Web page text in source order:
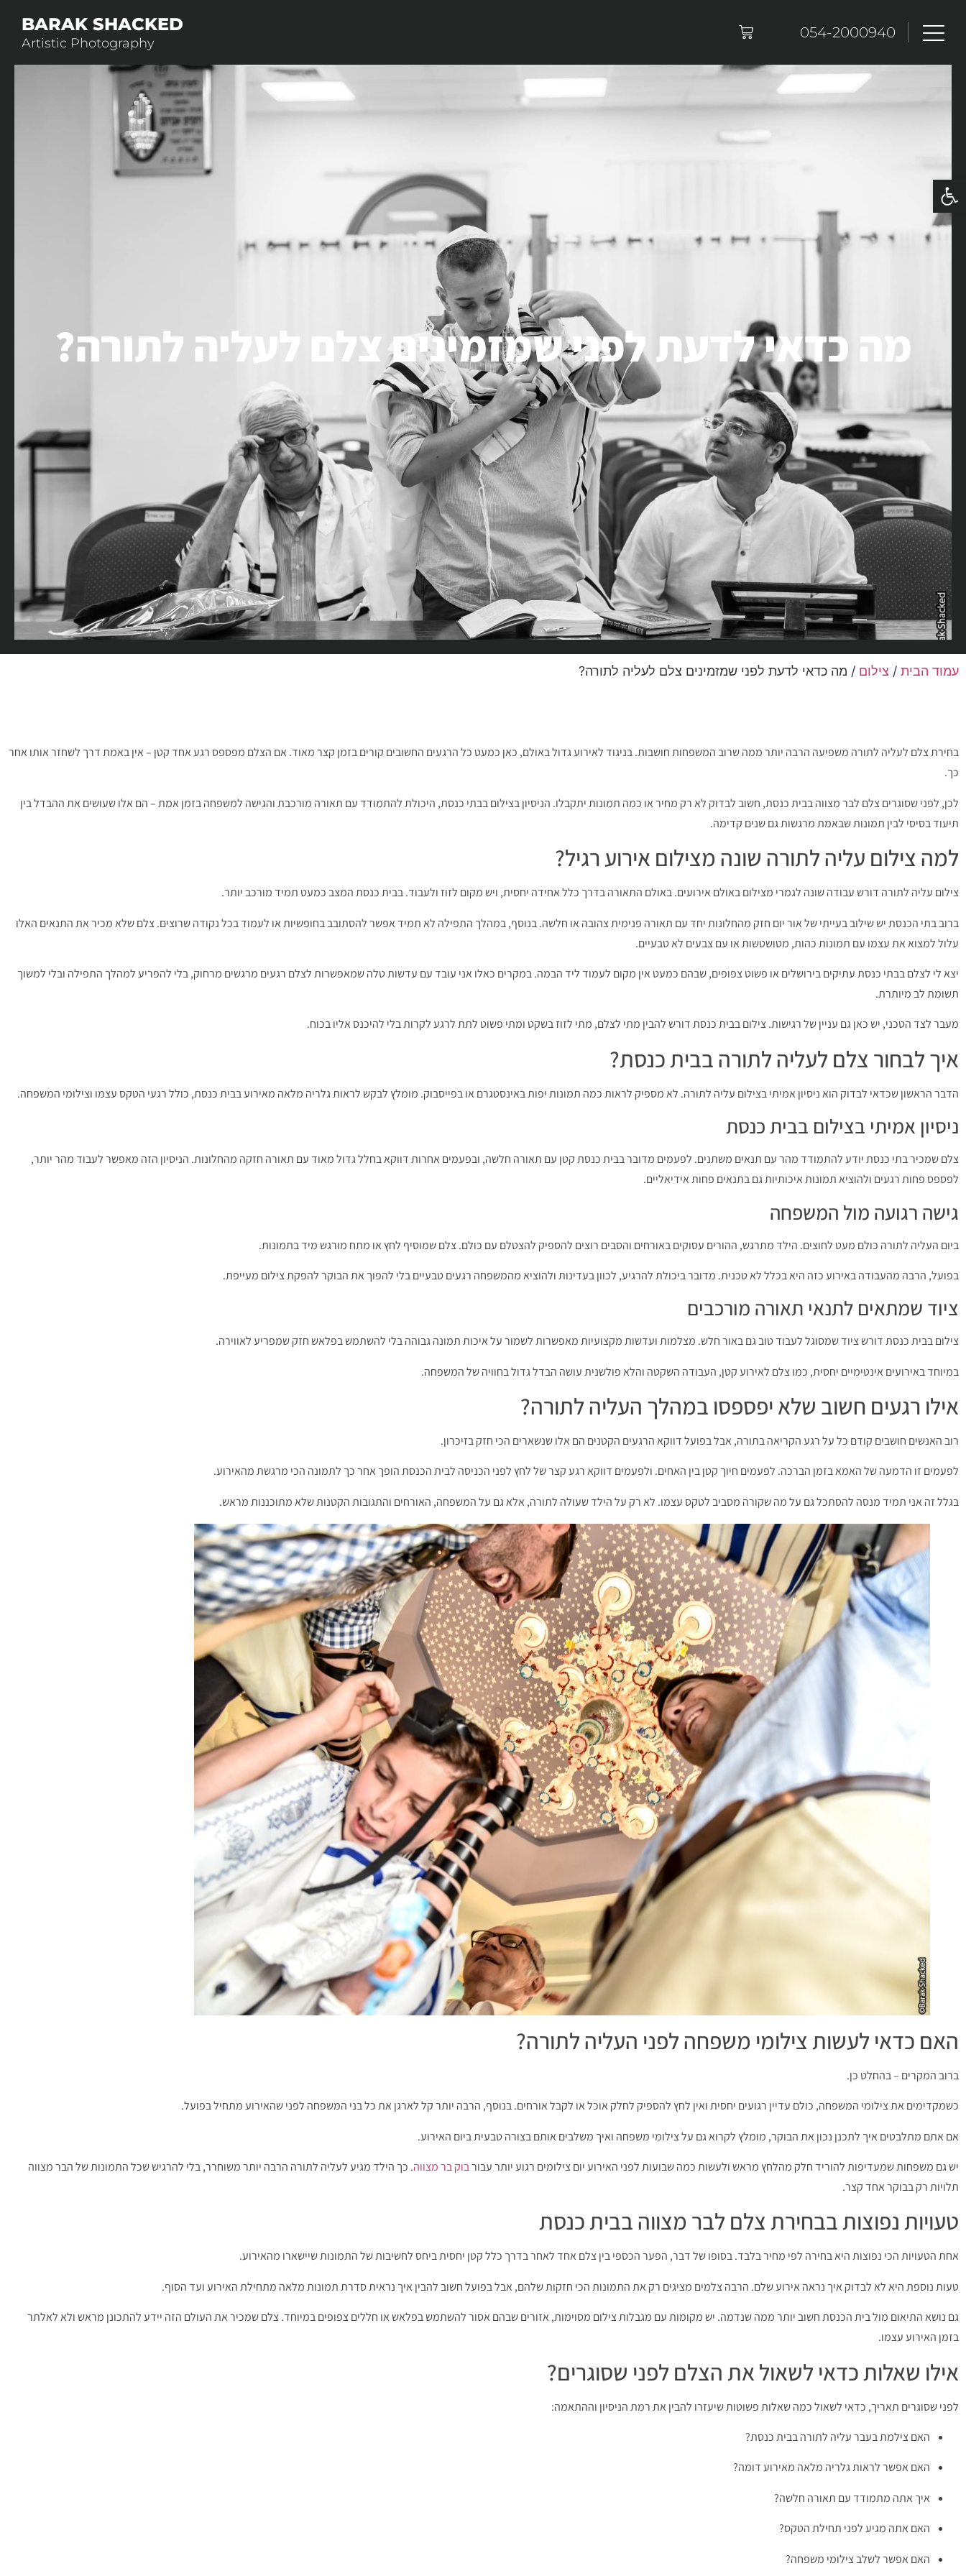
054-2000940
BARAK SHACKED
Artistic Photography
מה כדאי לדעת לפני שמזמינים צלם לעליה לתורה?
עמוד הבית / צילום / מה כדאי לדעת לפני שמזמינים צלם לעליה לתורה?
בחירת צלם לעליה לתורה משפיעה הרבה יותר ממה שרוב המשפחות חושבות. בניגוד לאירוע גדול באולם, כאן כמעט כל הרגעים החשובים קורים בזמן קצר מאוד. אם הצלם מפספס רגע אחד קטן – אין באמת דרך לשחזר אותו אחר
כך.
לכן, לפני שסוגרים צלם לבר מצווה בבית כנסת, חשוב לבדוק לא רק מחיר או כמה תמונות יתקבלו. הניסיון בצילום בבתי כנסת, היכולת להתמודד עם תאורה מורכבת והגישה למשפחה בזמן אמת – הם אלו שעושים את ההבדל בין
תיעוד בסיסי לבין תמונות שבאמת מרגשות גם שנים קדימה.
למה צילום עליה לתורה שונה מצילום אירוע רגיל?
צילום עליה לתורה דורש עבודה שונה לגמרי מצילום באולם אירועים. באולם התאורה בדרך כלל אחידה יחסית, ויש מקום לזוז ולעבוד. בבית כנסת המצב כמעט תמיד מורכב יותר.
ברוב בתי הכנסת יש שילוב בעייתי של אור יום חזק מהחלונות יחד עם תאורה פנימית צהובה או חלשה. בנוסף, במהלך התפילה לא תמיד אפשר להסתובב בחופשיות או לעמוד בכל נקודה שרוצים. צלם שלא מכיר את התנאים האלו
עלול למצוא את עצמו עם תמונות כהות, מטושטשות או עם צבעים לא טבעיים.
יצא לי לצלם בבתי כנסת עתיקים בירושלים או פשוט צפופים, שבהם כמעט אין מקום לעמוד ליד הבמה. במקרים כאלו אני עובד עם עדשות טלה שמאפשרות לצלם רגעים מרגשים מרחוק, בלי להפריע למהלך התפילה ובלי למשוך
תשומת לב מיותרת.
מעבר לצד הטכני, יש כאן גם עניין של רגישות. צילום בבית כנסת דורש להבין מתי לצלם, מתי לזוז בשקט ומתי פשוט לתת לרגע לקרות בלי להיכנס אליו בכוח.
איך לבחור צלם לעליה לתורה בבית כנסת?
הדבר הראשון שכדאי לבדוק הוא ניסיון אמיתי בצילום עליה לתורה. לא מספיק לראות כמה תמונות יפות באינסטגרם או בפייסבוק. מומלץ לבקש לראות גלריה מלאה מאירוע בבית כנסת, כולל רגעי הטקס עצמו וצילומי המשפחה.
ניסיון אמיתי בצילום בבית כנסת
צלם שמכיר בתי כנסת יודע להתמודד מהר עם תנאים משתנים. לפעמים מדובר בבית כנסת קטן עם תאורה חלשה, ובפעמים אחרות דווקא בחלל גדול מאוד עם תאורה חזקה מהחלונות. הניסיון הזה מאפשר לעבוד מהר יותר,
לפספס פחות רגעים ולהוציא תמונות איכותיות גם בתנאים פחות אידיאליים.
גישה רגועה מול המשפחה
ביום העליה לתורה כולם מעט לחוצים. הילד מתרגש, ההורים עסוקים באורחים והסבים רוצים להספיק להצטלם עם כולם. צלם שמוסיף לחץ או מתח מורגש מיד בתמונות.
בפועל, הרבה מהעבודה באירוע כזה היא בכלל לא טכנית. מדובר ביכולת להרגיע, לכוון בעדינות ולהוציא מהמשפחה רגעים טבעיים בלי להפוך את הבוקר להפקת צילום מעייפת.
ציוד שמתאים לתנאי תאורה מורכבים
צילום בבית כנסת דורש ציוד שמסוגל לעבוד טוב גם באור חלש. מצלמות ועדשות מקצועיות מאפשרות לשמור על איכות תמונה גבוהה בלי להשתמש בפלאש חזק שמפריע לאווירה.
במיוחד באירועים אינטימיים יחסית, כמו צלם לאירוע קטן, העבודה השקטה והלא פולשנית עושה הבדל גדול בחוויה של המשפחה.
אילו רגעים חשוב שלא יפספסו במהלך העליה לתורה?
רוב האנשים חושבים קודם כל על רגע הקריאה בתורה, אבל בפועל דווקא הרגעים הקטנים הם אלו שנשארים הכי חזק בזיכרון.
לפעמים זו הדמעה של האמא בזמן הברכה. לפעמים חיוך קטן בין האחים. ולפעמים דווקא רגע קצר של לחץ לפני הכניסה לבית הכנסת הופך אחר כך לתמונה הכי מרגשת מהאירוע.
בגלל זה אני תמיד מנסה להסתכל גם על מה שקורה מסביב לטקס עצמו. לא רק על הילד שעולה לתורה, אלא גם על המשפחה, האורחים והתגובות הקטנות שלא מתוכננות מראש.
האם כדאי לעשות צילומי משפחה לפני העליה לתורה?
ברוב המקרים – בהחלט כן.
כשמקדימים את צילומי המשפחה, כולם עדיין רגועים יחסית ואין לחץ להספיק לחלק אוכל או לקבל אורחים. בנוסף, הרבה יותר קל לארגן את כל בני המשפחה לפני שהאירוע מתחיל בפועל.
אם אתם מתלבטים איך לתכנן נכון את הבוקר, מומלץ לקרוא גם על צילומי משפחה ואיך משלבים אותם בצורה טבעית ביום האירוע.
יש גם משפחות שמעדיפות להוריד חלק מהלחץ מראש ולעשות כמה שבועות לפני האירוע יום צילומים רגוע יותר עבורבוק בר מצווה. כך הילד מגיע לעליה לתורה הרבה יותר משוחרר, בלי להרגיש שכל התמונות של הבר מצווה
תלויות רק בבוקר אחד קצר.
טעויות נפוצות בבחירת צלם לבר מצווה בבית כנסת
אחת הטעויות הכי נפוצות היא בחירה לפי מחיר בלבד. בסופו של דבר, הפער הכספי בין צלם אחד לאחר בדרך כלל קטן יחסית ביחס לחשיבות של התמונות שיישארו מהאירוע.
טעות נוספת היא לא לבדוק איך נראה אירוע שלם. הרבה צלמים מציגים רק את התמונות הכי חזקות שלהם, אבל בפועל חשוב להבין איך נראית סדרת תמונות מלאה מתחילת האירוע ועד הסוף.
גם נושא התיאום מול בית הכנסת חשוב יותר ממה שנדמה. יש מקומות עם מגבלות צילום מסוימות, אזורים שבהם אסור להשתמש בפלאש או חללים צפופים במיוחד. צלם שמכיר את העולם הזה יידע להתכונן מראש ולא לאלתר
בזמן האירוע עצמו.
אילו שאלות כדאי לשאול את הצלם לפני שסוגרים?
לפני שסוגרים תאריך, כדאי לשאול כמה שאלות פשוטות שיעזרו להבין את רמת הניסיון וההתאמה:
האם צילמת בעבר עליה לתורה בבית כנסת?
האם אפשר לראות גלריה מלאה מאירוע דומה?
איך אתה מתמודד עם תאורה חלשה?
האם אתה מגיע לפני תחילת הטקס?
האם אפשר לשלב צילומי משפחה?
פתח סרגל נגישות